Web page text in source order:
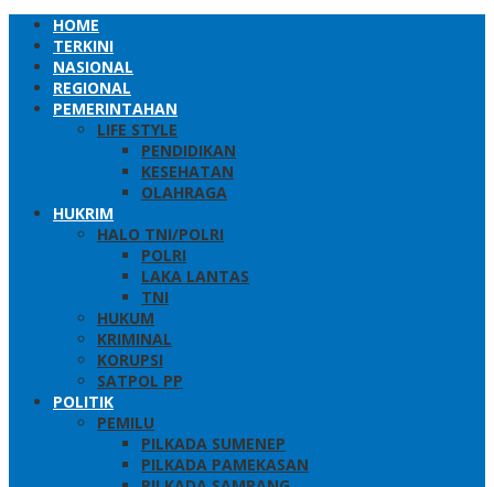
HOME
TERKINI
NASIONAL
REGIONAL
PEMERINTAHAN
LIFE STYLE
PENDIDIKAN
KESEHATAN
OLAHRAGA
HUKRIM
HALO TNI/POLRI
POLRI
LAKA LANTAS
TNI
HUKUM
KRIMINAL
KORUPSI
SATPOL PP
POLITIK
PEMILU
PILKADA SUMENEP
PILKADA PAMEKASAN